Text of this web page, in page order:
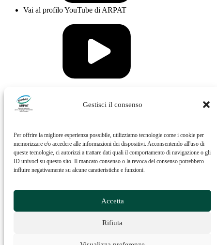
Gestisci il consenso
Per offrire la migliore esperienza possibile, utilizziamo tecnologie come i cookie per
memorizzare e/o accedere alle informazioni dei dispositivi. Acconsentendo all'uso di
queste tecnologie, ci autorizzi a trattare dati quali il comportamento di navigazione o gli
ID univoci su questo sito. Il mancato consenso o la revoca del consenso potrebbero
influire negativamente su alcune caratteristiche e funzioni.
Accetta
Rifiuta
Vai al profilo YouTube di ARPAT
Vai al profilo Issuu di ARPAT